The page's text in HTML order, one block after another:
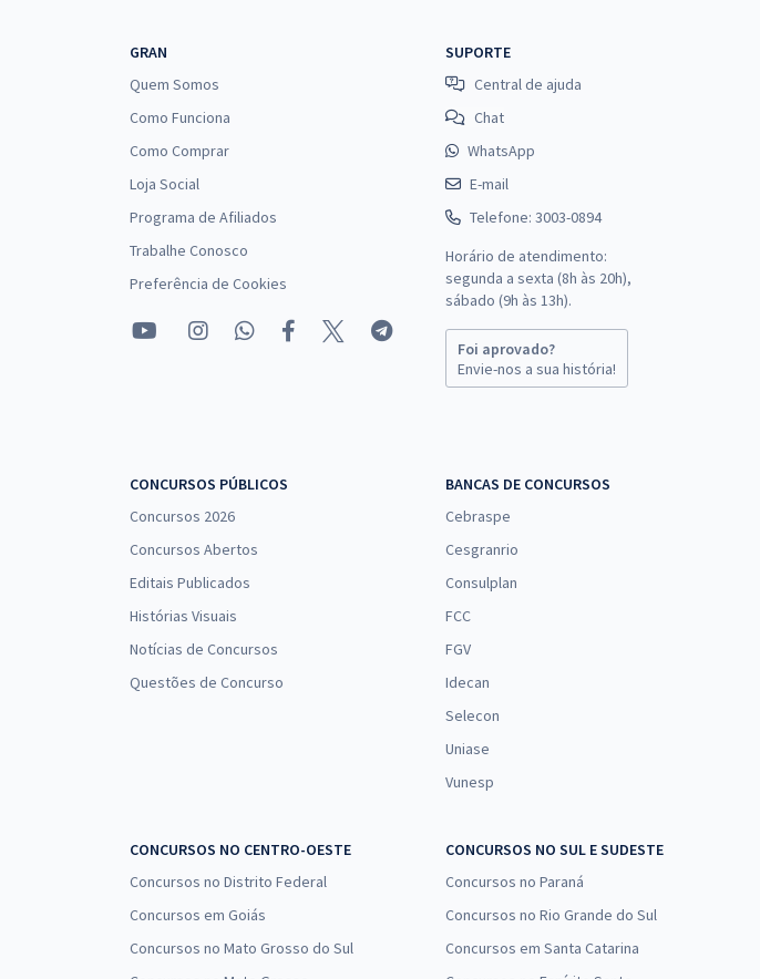
GRAN
Quem Somos
Como Funciona
Como Comprar
Loja Social
Programa de Afiliados
Trabalhe Conosco
Preferência de Cookies
SUPORTE
Central de ajuda
Chat
WhatsApp
E-mail
Telefone: 3003-0894
Horário de atendimento:
segunda a sexta (8h às 20h),
sábado (9h às 13h).
Foi aprovado?
Envie-nos a sua história!
CONCURSOS PÚBLICOS
Concursos 2026
Concursos Abertos
Editais Publicados
Histórias Visuais
Notícias de Concursos
Questões de Concurso
BANCAS DE CONCURSOS
Cebraspe
Cesgranrio
Consulplan
FCC
FGV
Idecan
Selecon
Uniase
Vunesp
CONCURSOS NO CENTRO-OESTE
Concursos no Distrito Federal
Concursos em Goiás
Concursos no Mato Grosso do Sul
CONCURSOS NO SUL E SUDESTE
Concursos no Paraná
Concursos no Rio Grande do Sul
Concursos em Santa Catarina